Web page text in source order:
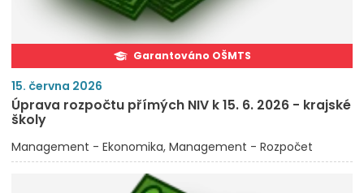
Garantováno OŠMTS
15. června 2026
Úprava rozpočtu přímých NIV k 15. 6. 2026 - krajské
školy
Management - Ekonomika Management - Rozpočet